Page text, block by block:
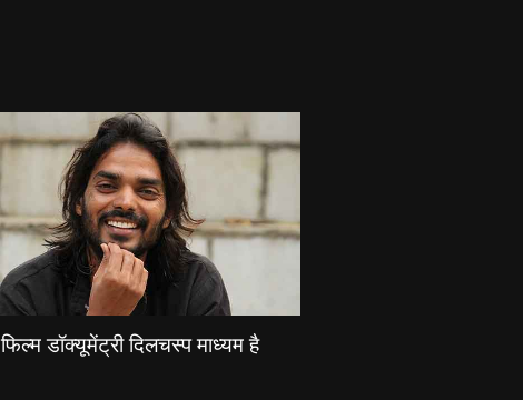
फिल्म डॉक्यूमेंट्री दिलचस्प माध्यम है